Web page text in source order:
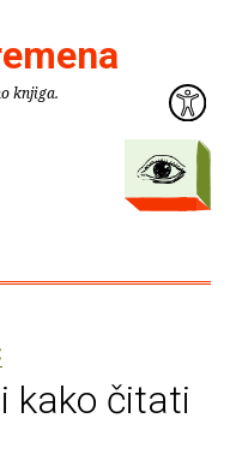
knjiga.
kako čitati